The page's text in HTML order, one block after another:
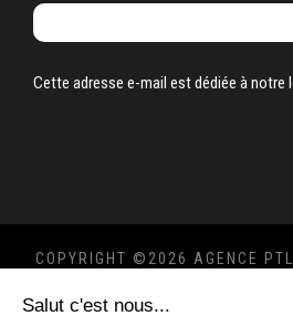
Cette adresse e-mail est dédiée à notre
COPYRIGHT © 2026 AGENCE
MENTIONS LÉGALES
Salut c'est nous...